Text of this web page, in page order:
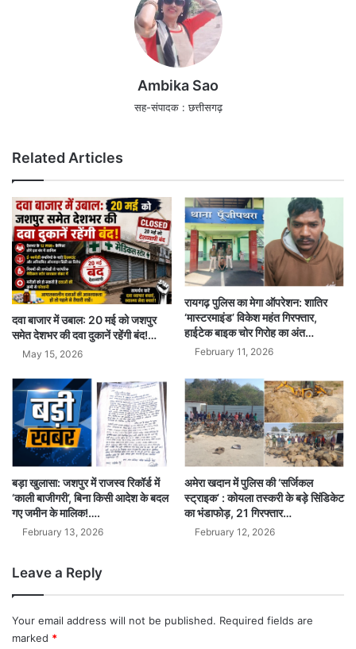
Ambika Sao
सह-संपादक : छत्तीसगढ़
Related Articles
दवा बाजार में उबाल: 20 मई को जशपुर
समेत देशभर की दवा दुकानें रहेंगी बंद!…
May 15, 2026
रायगढ़ पुलिस का मेगा ऑपरेशन: शातिर
‘मास्टरमाइंड’ विकेश महंत गिरफ्तार,
हाईटेक बाइक चोर गिरोह का अंत…
February 11, 2026
बड़ा खुलासा: जशपुर में राजस्व रिकॉर्ड में
‘काली बाजीगरी’, बिना किसी आदेश के बदल
गए जमीन के मालिक!….
February 13, 2026
अमेरा खदान में पुलिस की ‘सर्जिकल
स्ट्राइक’ : कोयला तस्करी के बड़े सिंडिकेट
का भंडाफोड़, 21 गिरफ्तार…
February 12, 2026
Leave a Reply
Your email address will not be published. Required fields are
marked *